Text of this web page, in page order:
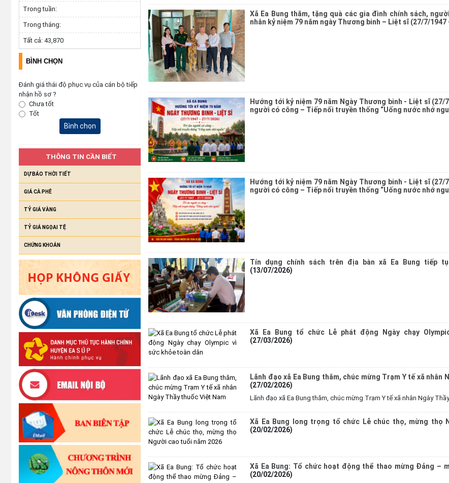
Trong tuần:
Trong tháng:
Tất cả: 43,870
BÌNH CHỌN
Đánh giá thái độ phục vụ của cán bộ tiếp
nhận hồ sơ ?
Chưa tốt
Tốt
Bình chọn
THÔNG TIN CẦN BIẾT
DỰ BÁO THỜI TIẾT
GIÁ CÀ PHÊ
TỶ GIÁ VÀNG
TỶ GIÁ NGỌAI TỆ
CHỨNG KHOÁN
Xã Ea Bung thăm, tặng quà các gia đình chính sách,
nhân kỷ niệm 79 năm ngày Thương binh – Liệt sĩ (27/7/1947
Hướng tới kỷ niệm 79 năm Ngày Thương binh - Liệt sĩ (27/
người có công – Tiếp nối truyền thống “Uống nước nhớ
Hướng tới kỷ niệm 79 năm Ngày Thương binh - Liệt sĩ (27/
người có công – Tiếp nối truyền thống “Uống nước nhớ
Tín dụng chính sách trên địa bàn xã Ea Bung tiếp
(13/07/2026)
Xã Ea Bung tổ chức Lễ phát động Ngày chạy
(27/03/2026)
Lãnh đạo xã Ea Bung thăm, chúc mừng Trạm Y tế xã nhân
(27/02/2026)
Lãnh đạo xã Ea Bung thăm, chúc mừng Trạm Y tế xã nhân Ngày
Xã Ea Bung long trọng tổ chức Lễ chúc thọ, mừng thọ
(20/02/2026)
Xã Ea Bung: Tổ chức hoạt động thể thao mừng Đảng –
(20/02/2026)